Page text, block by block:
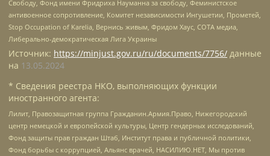
Свободу, Фонд имени Фридриха Науманна за свободу, Феминистское
антивоенное сопротивление, Комитет независимости Ингушетии, Прометей,
Stop Occupation of Karelia, Вернись живым, Фридом Хаус, СОТА медиа,
Либерально-демократическая Лига Украины
Источник: https://minjust.gov.ru/ru/documents/7756/ данные
на 13.05.2024
* Сведения реестра НКО, выполняющих функции
иностранного агента:
Лилит, Правозащитная группа Гражданин.Армия.Право, Нижегородский
центр немецкой и европейской культуры, Центр гендерных исследований,
Фонд защиты прав граждан Штаб, Институт права и публичной политики,
Фонд борьбы с коррупцией, Альянс врачей, НАСИЛИЮ.НЕТ, Мы против